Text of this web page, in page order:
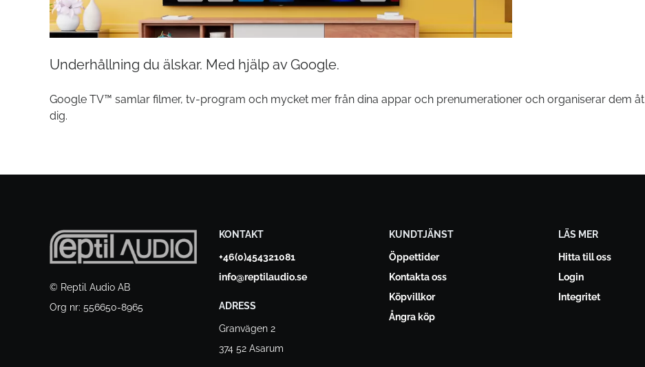
Underhållning du älskar. Med hjälp av Google.
Google TV™ samlar filmer, tv-program och mycket mer från dina appar och prenumerationer och organiserar dem åt
dig.
© Reptil Audio AB
Org nr: 556650-8965
KONTAKT
+46(0)454321081
info@reptilaudio.se
ADRESS
Granvägen 2
374 52 Asarum
KUNDTJÄNST
Öppettider
Kontakta oss
Köpvillkor
Ångra köp
LÄS MER
Hitta till oss
Login
Integritet